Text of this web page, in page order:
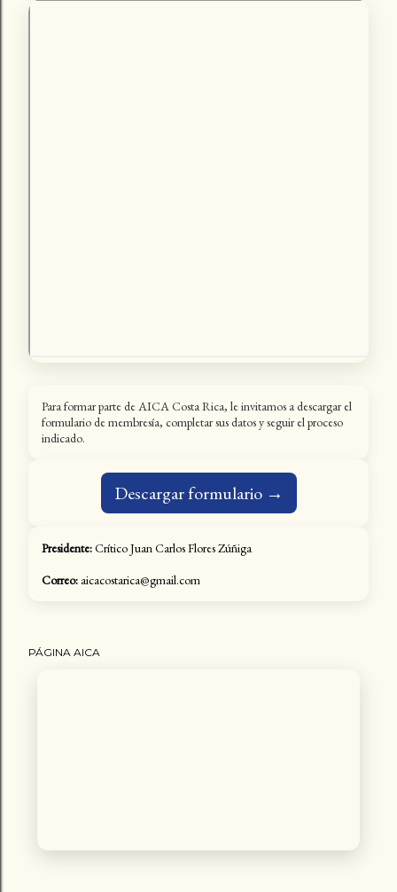
Para formar parte de AICA Costa Rica, le invitamos a descargar el
formulario de membresía, completar sus datos y seguir el proceso
indicado.
Descargar formulario →
Presidente:Crítico Juan Carlos Flores Zúñiga
Correo: aicacostarica@gmail.com
PÁGINA AICA